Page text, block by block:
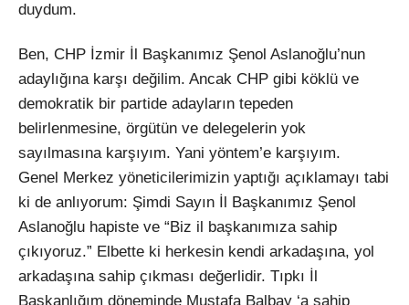
duydum.
Ben, CHP İzmir İl Başkanımız Şenol Aslanoğlu’nun
adaylığına karşı değilim. Ancak CHP gibi köklü ve
demokratik bir partide adayların tepeden
belirlenmesine, örgütün ve delegelerin yok
sayılmasına karşıyım. Yani yöntem’e karşıyım.
Genel Merkez yöneticilerimizin yaptığı açıklamayı tabi
ki de anlıyorum: Şimdi Sayın İl Başkanımız Şenol
Aslanoğlu hapiste ve “Biz il başkanımıza sahip
çıkıyoruz.” Elbette ki herkesin kendi arkadaşına, yol
arkadaşına sahip çıkması değerlidir. Tıpkı İl
Başkanlığım döneminde Mustafa Balbay ‘a sahip